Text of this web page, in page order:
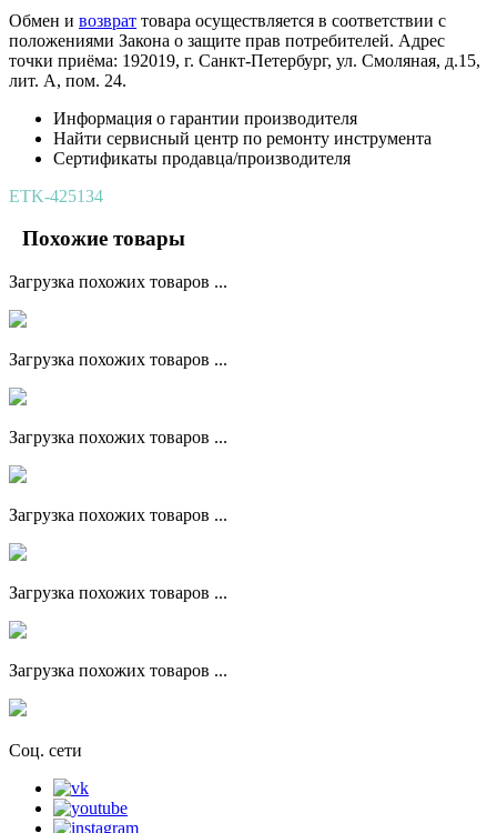
Обмен и возврат товара осуществляется в соответствии с
положениями Закона о защите прав потребителей. Адрес
точки приёма: 192019, г. Санкт-Петербург, ул. Смоляная, д.15,
лит. А, пом. 24.
Информация о гарантии производителя
Найти сервисный центр по ремонту инструмента
Сертификаты продавца/производителя
ETK-425134
Похожие товары
Загрузка похожих товаров ...
Загрузка похожих товаров ...
Загрузка похожих товаров ...
Загрузка похожих товаров ...
Загрузка похожих товаров ...
Загрузка похожих товаров ...
Соц. сети